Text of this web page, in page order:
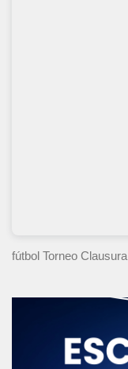
fútbol Torneo Clausura